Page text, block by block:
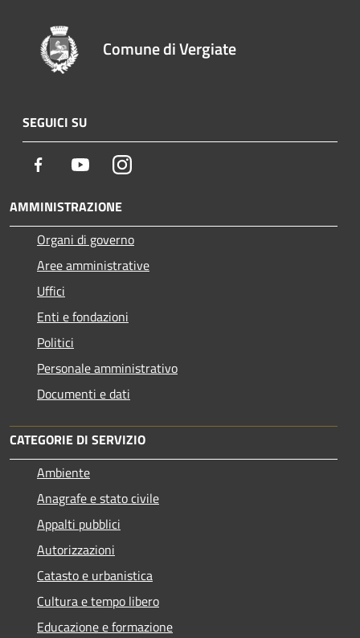
Comune di Vergiate
SEGUICI SU
Facebook YoutubeInstagram
AMMINISTRAZIONE
Organi di governo
Aree amministrative
Uffici
Enti e fondazioni
Politici
Personale amministrativo
Documenti e dati
CATEGORIE DI SERVIZIO
Ambiente
Anagrafe e stato civile
Appalti pubblici
Autorizzazioni
Catasto e urbanistica
Cultura e tempo libero
Educazione e formazione